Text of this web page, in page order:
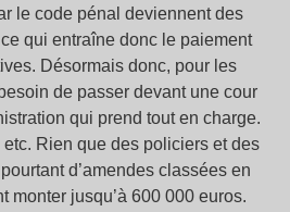
le code pénal deviennent des
qui entraîne donc le paiement
Désormais donc, pour les
de passer devant une cour
qui prend tout en charge.
etc. Rien que des policiers et des
d’amendes classées en
monter jusqu’à 600 000 euros.